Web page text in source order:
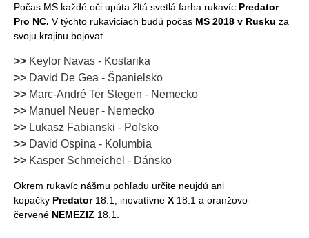
Počas MS každé oči upúta žltá svetlá farba rukavíc Predator
Pro NC. V týchto rukaviciach budú počas MS 2018 v Rusku za
svoju krajinu bojovať
>> Keylor Navas - Kostarika
>> David De Gea - Španielsko
>> Marc-André Ter Stegen - Nemecko
>> Manuel Neuer - Nemecko
>> Lukasz Fabianski - Poľsko
>> David Ospina - Kolumbia
>> Kasper Schmeichel - Dánsko
Okrem rukavíc nášmu pohľadu určite neujdú ani
kopačky Predator18.1, inovatívne X 18.1 a oranžovo-
červené NEMEZIZ 18.1.